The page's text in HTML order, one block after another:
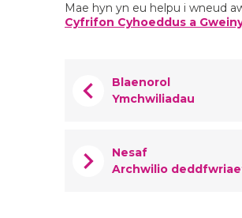
Mae hyn yn eu helpu i wneud
Cyfrifon Cyhoeddus a
chevron_left
Blaenorol
Ymchwiliadau
chevron_right
Nesaf
Archwilio